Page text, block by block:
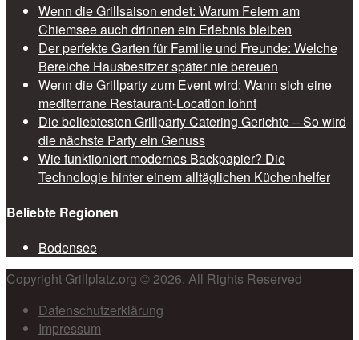
Wenn die Grillsaison endet: Warum Feiern am
Chiemsee auch drinnen ein Erlebnis bleiben
Der perfekte Garten für Familie und Freunde: Welche
Bereiche Hausbesitzer später nie bereuen
Wenn die Grillparty zum Event wird: Wann sich eine
mediterrane Restaurant-Location lohnt
Die beliebtesten Grillparty Catering Gerichte – So wird
die nächste Party ein Genuss
Wie funktioniert modernes Backpapier? Die
Technologie hinter einem alltäglichen Küchenhelfer
Beliebte Regionen
Bodensee
Copyright Grillplatz.org © 2026. All Rights Reserved
Datenschutzerklärung
Impressum